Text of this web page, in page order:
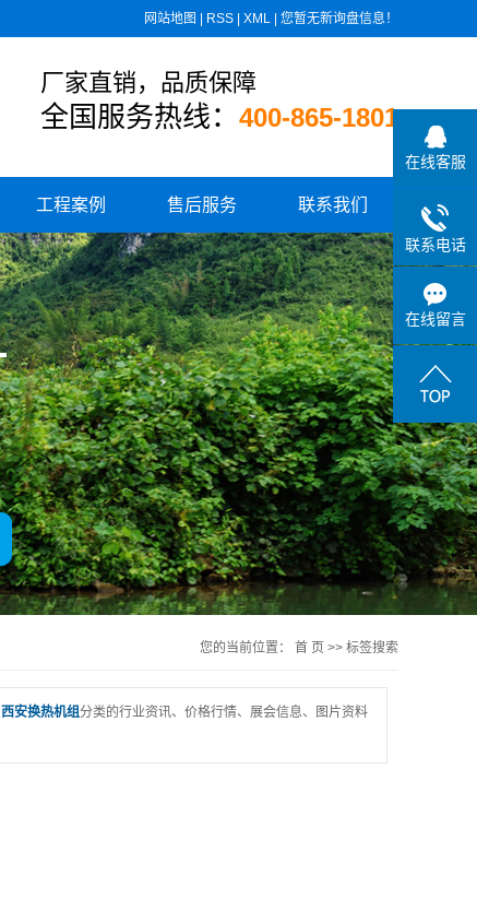
网站地图 RSS XML 您暂无新询盘信息！
厂家直销，品质保障
全国服务热线： 400-865-1801
工程案例
住宅小区供水
城乡水厂供水
学校、医院供水
高速公路供水
小区板式换热设备
消防气体顶压设备
一体化净水器
售后服务 联系我们
您的当前位置： 首 页 >> 标签搜索
西安换热机组分类的行业资讯、价格行情、展会信息、图片资料
在线客服
联系电话
在线留言